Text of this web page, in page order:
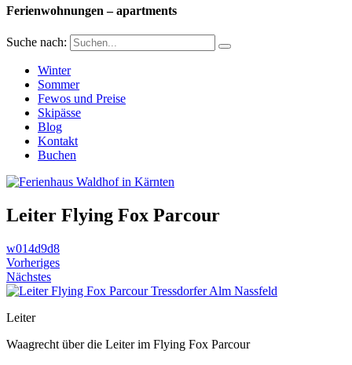
Ferienwohnungen – apartments
Suche nach:
Winter
Sommer
Fewos und Preise
Skipässe
Blog
Kontakt
Buchen
Leiter Flying Fox Parcour
w014d9d8
Vorheriges
Nächstes
Leiter
Waagrecht über die Leiter im Flying Fox Parcour